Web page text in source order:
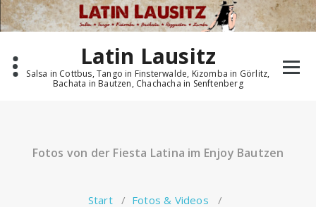
Zum
Inhalt
springen
Latin Lausitz
Salsa in Cottbus, Tango in Finsterwalde, Kizomba in Görlitz,
Bachata in Bautzen, Chachacha in Senftenberg
Fotos von der Fiesta Latina im Enjoy Bautzen
Start/ Fotos & Videos /